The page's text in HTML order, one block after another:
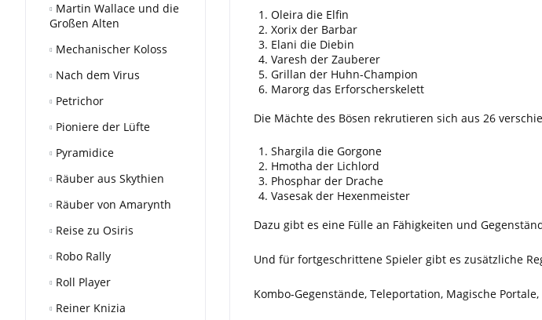
Martin Wallace und die
Großen Alten
Mechanischer Koloss
Nach dem Virus
Petrichor
Pioniere der Lüfte
Pyramidice
Räuber aus Skythien
Räuber von Amarynth
Reise zu Osiris
Robo Rally
Roll Player
Reiner Knizia
Oleira die Elfin
Xorix der Barbar
Elani die Diebin
Varesh der Zauberer
Grillan der Huhn-Champion
Marorg das Erforscherskelett
Die Mächte des Bösen rekrutieren sich aus 26
Shargila die Gorgone
Hmotha der Lichlord
Phosphar der Drache
Vasesak der Hexenmeister
Dazu gibt es eine Fülle an Fähigkeiten und
Und für fortgeschrittene Spieler gibt es zusätzliche
Kombo-Gegenstände, Teleportation, Magische